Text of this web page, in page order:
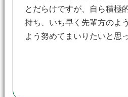
とだらけですが、自ら積極
持ち、いち早く先輩方のよ
よう努めてまいりたいと思